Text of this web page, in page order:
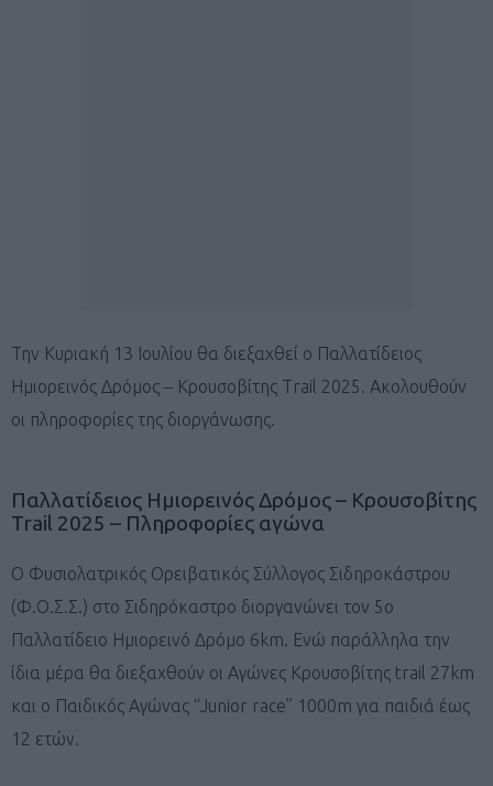
Την Κυριακή 13 Ιουλίου θα διεξαχθεί ο Παλλατίδειος
Ημιορεινός Δρόμος – Κρουσοβίτης Trail 2025. Ακολουθούν
οι πληροφορίες της διοργάνωσης.
Παλλατίδειος Ημιορεινός Δρόμος – Κρουσοβίτης
Trail 2025 – Πληροφορίες αγώνα
Ο Φυσιολατρικός Ορειβατικός Σύλλογος Σιδηροκάστρου
(Φ.Ο.Σ.Σ.) στο Σιδηρόκαστρο διοργανώνει τον 5ο
Παλλατίδειο Ημιορεινό Δρόμο 6km. Ενώ παράλληλα την
ίδια μέρα θα διεξαχθούν οι Αγώνες Κρουσοβίτης trail 27km
και ο Παιδικός Αγώνας “Junior race” 1000m για παιδιά έως
12 ετών.